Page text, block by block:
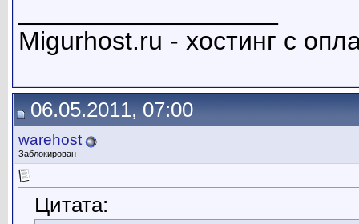
Migurhost.ru - хостинг с
06.05.2011, 07:00
warehost
Заблокирован
Цитата: